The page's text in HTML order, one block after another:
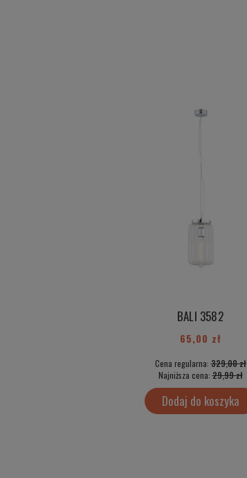
BALI 3582
65,00 zł
Cena regularna:329,00 zł
Najniższa cena:29,99 zł
Dodaj do koszyka